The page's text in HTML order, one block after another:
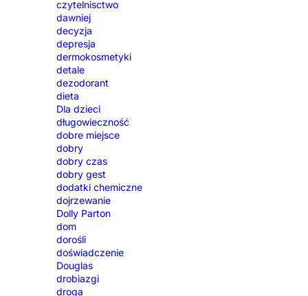
czytelnisctwo
dawniej
decyzja
depresja
dermokosmetyki
detale
dezodorant
dieta
Dla dzieci
długowieczność
dobre miejsce
dobry
dobry czas
dobry gest
dodatki chemiczne
dojrzewanie
Dolly Parton
dom
dorośli
doświadczenie
Douglas
drobiazgi
droga